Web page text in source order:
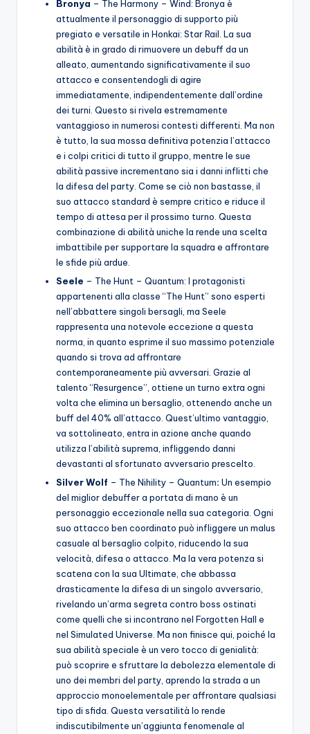
Bronya – The Harmony – Wind: Bronya è
attualmente il personaggio di supporto più
pregiato e versatile in Honkai: Star Rail. La sua
abilità è in grado di rimuovere un debuff da un
alleato, aumentando significativamente il suo
attacco e consentendogli di agire
immediatamente, indipendentemente dall’ordine
dei turni. Questo si rivela estremamente
vantaggioso in numerosi contesti differenti. Ma non
è tutto, la sua mossa definitiva potenzia l’attacco
e i colpi critici di tutto il gruppo, mentre le sue
abilità passive incrementano sia i danni inflitti che
la difesa del party. Come se ciò non bastasse, il
suo attacco standard è sempre critico e riduce il
tempo di attesa per il prossimo turno. Questa
combinazione di abilità uniche la rende una scelta
imbattibile per supportare la squadra e affrontare
le sfide più ardue.
Seele – The Hunt – Quantum: I protagonisti
appartenenti alla classe “The Hunt” sono esperti
nell’abbattere singoli bersagli, ma Seele
rappresenta una notevole eccezione a questa
norma, in quanto esprime il suo massimo potenziale
quando si trova ad affrontare
contemporaneamente più avversari. Grazie al
talento “Resurgence”, ottiene un turno extra ogni
volta che elimina un bersaglio, ottenendo anche un
buff del 40% all’attacco. Quest’ultimo vantaggio,
va sottolineato, entra in azione anche quando
utilizza l’abilità suprema, infliggendo danni
devastanti al sfortunato avversario prescelto.
Silver Wolf – The Nihility – Quantum: Un esempio
del miglior debuffer a portata di mano è un
personaggio eccezionale nella sua categoria. Ogni
suo attacco ben coordinato può infliggere un malus
casuale al bersaglio colpito, riducendo la sua
velocità, difesa o attacco. Ma la vera potenza si
scatena con la sua Ultimate, che abbassa
drasticamente la difesa di un singolo avversario,
rivelando un’arma segreta contro boss ostinati
come quelli che si incontrano nel Forgotten Hall e
nel Simulated Universe. Ma non finisce qui, poiché la
sua abilità speciale è un vero tocco di genialità:
può scoprire e sfruttare la debolezza elementale di
uno dei membri del party, aprendo la strada a un
approccio monoelementale per affrontare qualsiasi
tipo di sfida. Questa versatilità lo rende
indiscutibilmente un’aggiunta fenomenale al